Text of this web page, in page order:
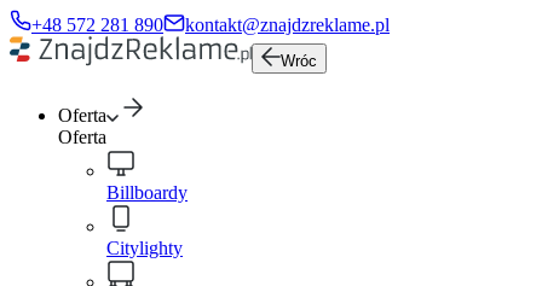
+48 572 281 890 kontakt@znajdzreklame.pl
Wróc
Oferta
Oferta
Billboardy
Citylighty